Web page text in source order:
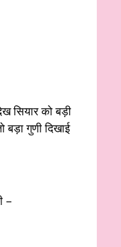
सियार को बड़ी
बड़ा गुणी दिखाई
–